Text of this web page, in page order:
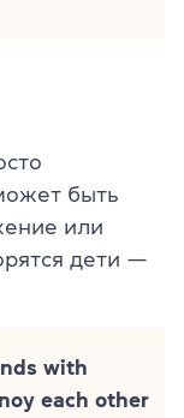
быть
или
дети —
with
each other